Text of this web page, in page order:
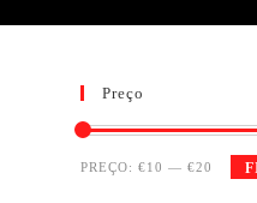
Preço
PREÇO:€10 —€20